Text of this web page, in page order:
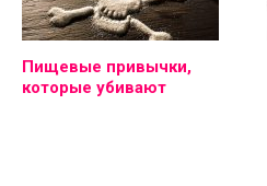
Пищевые привычки,
которые убивают